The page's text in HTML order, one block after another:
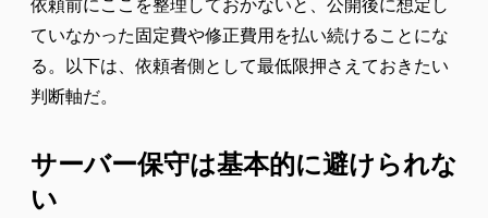
ていなかった固定費や修正費用を払い続けることにな
る。以下は、依頼者側として最低限押さえておきたい
判断軸だ。
サーバー保守は基本的に避けられな
い